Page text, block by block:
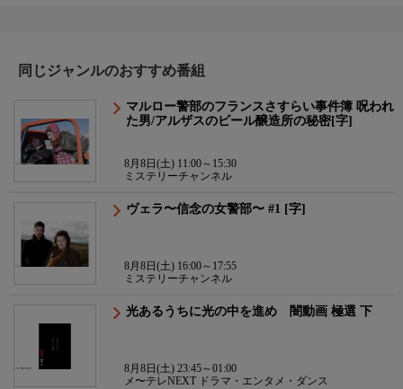
同じジャンルのおすすめ番組
マルロー警部のフランスさすらい事件簿 呪われ
た男/アルザスのビール醸造所の秘密[字]
8月8日(土) 11:00～15:30
ミステリーチャンネル
ヴェラ〜信念の女警部〜 #1 [字]
8月8日(土) 16:00～17:55
ミステリーチャンネル
光あるうちに光の中を進め 闇動画 極選 下
8月8日(土) 23:45～01:00
メ〜テレNEXT ドラマ・エンタメ・ダンス